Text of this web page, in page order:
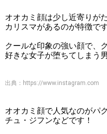
オオカミ顔は少し近寄りが
カリスマがあるのが特徴です
クールな印象の強い顔で、
好きな女子が堕ちてしまう
出典： https://www.instagram.com
オオカミ顔で人気なのがパ
チュ・ジフンなどです！